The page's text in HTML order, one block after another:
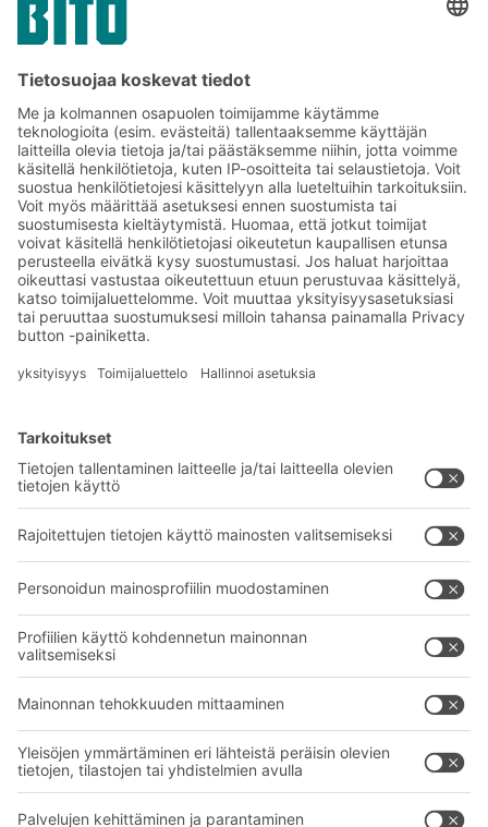
Tilaa BITO-uutiskirjeemme:
Uutisia ja faktoja
varastologistiikan
maailmasta
Eksklusiiviset alennukset
Tuoteinnovaatiot
BITO-ratkaisut
Laatikot ja säiliöt
Kuljetusjärjestelmät
Palvelumme
Neuvonta & Palvelu
BITO PROJEKTIOPAS
Yritys
Tietoa meistä
Tehtaamme